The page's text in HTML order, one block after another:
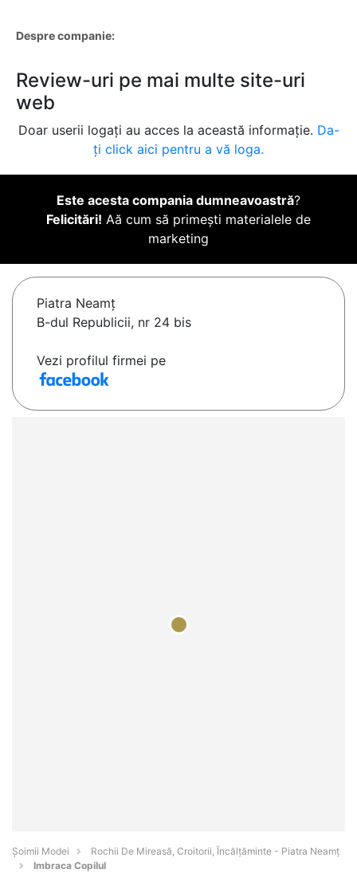
Despre companie:
Review-uri pe mai multe site-uri
web
Doar userii logați au acces la această informație. Da-
ți click aici pentru a vă loga.
Este acesta compania dumneavoastră?
Felicitări! Aă cum să primești materialele de
marketing
Piatra Neamţ
B-dul Republicii, nr 24 bis
Vezi profilul firmei pe
Șoimii Modei
Rochii De Mireasă, Croitorii, Încălțăminte - Piatra Neamţ
Imbraca Copilul